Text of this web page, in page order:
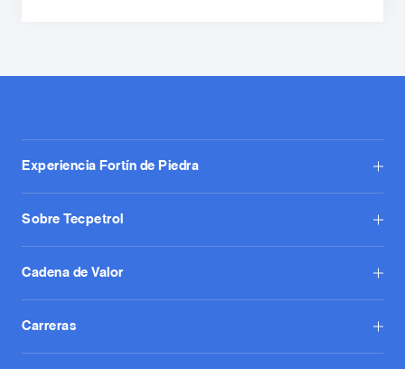
Experiencia Fortín de Piedra
Sobre Tecpetrol
Cadena de Valor
Carreras